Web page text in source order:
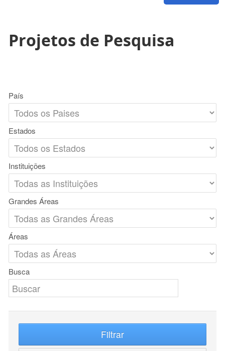
Projetos de Pesquisa
País
Estados
Instituições
Grandes Áreas
Áreas
Busca
Filtrar